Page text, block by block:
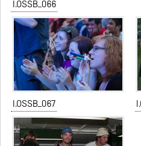
I.OSSB_066
I.OSSB_067